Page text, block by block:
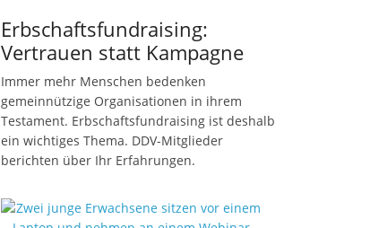
Erbschaftsfundraising:
Vertrauen statt Kampagne
Immer mehr Menschen bedenken
gemeinnützige Organisationen in ihrem
Testament. Erbschaftsfundraising ist deshalb
ein wichtiges Thema. DDV-Mitglieder
berichten über Ihr Erfahrungen.